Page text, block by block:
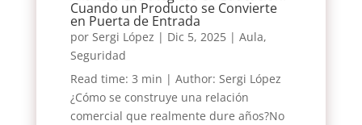
Cuando un Producto se Convierte
en Puerta de Entrada
por Sergi López | Dic 5, 2025| Aula,
Seguridad
Read time: 3 min | Author: Sergi López
¿Cómo se construye una relación
comercial que realmente dure años?No